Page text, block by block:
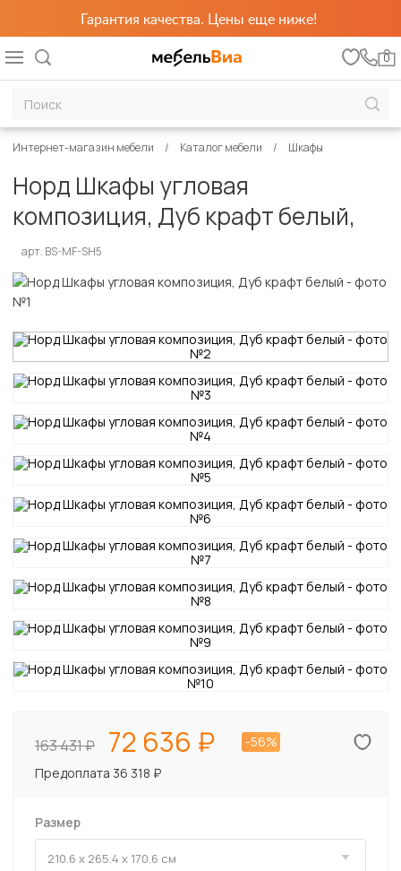
Гарантия качества. Цены еще ниже!
0
Интернет-магазин мебели Каталог мебели Шкафы
Норд Шкафы угловая
композиция, Дуб крафт белый,
арт. BS-MF-SH5
163 431 72 636
-56%
Предоплата 36 318 ₽
Размер